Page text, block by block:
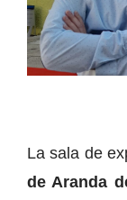
La sala de
de Aranda